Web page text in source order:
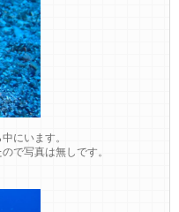
にいます。
で写真は無しです。